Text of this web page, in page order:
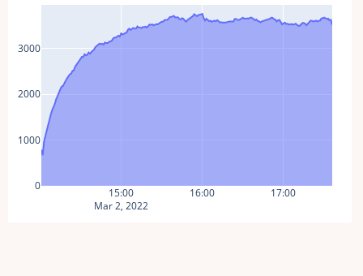
15:00
Mar 2, 2022
16:00 17:00
0
1000
2000
3000